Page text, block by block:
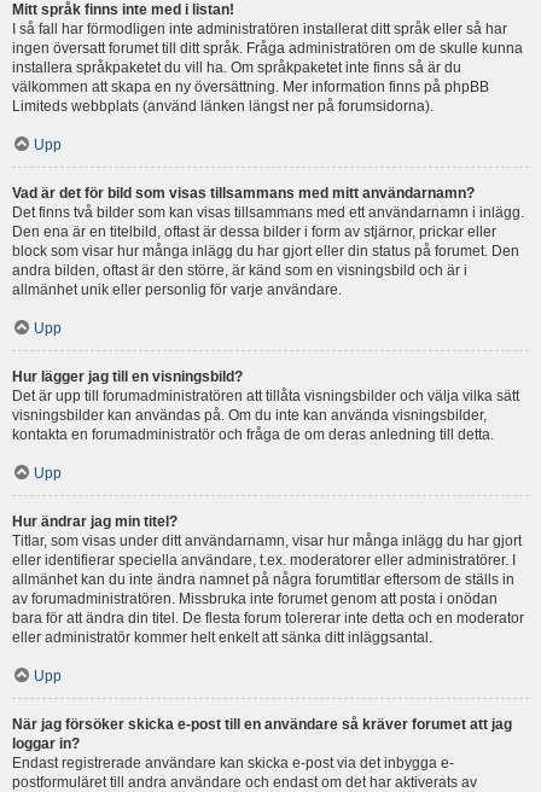
Mitt språk finns inte med i listan!
I så fall har förmodligen inte administratören installerat ditt språk eller så har
ingen översatt forumet till ditt språk. Fråga administratören om de skulle kunna
installera språkpaketet du vill ha. Om språkpaketet inte finns så är du
välkommen att skapa en ny översättning. Mer information finns på phpBB
Limiteds webbplats (använd länken längst ner på forumsidorna).
Upp
Vad är det för bild som visas tillsammans med mitt användarnamn?
Det finns två bilder som kan visas tillsammans med ett användarnamn i inlägg.
Den ena är en titelbild, oftast är dessa bilder i form av stjärnor, prickar eller
block som visar hur många inlägg du har gjort eller din status på forumet. Den
andra bilden, oftast är den större, är känd som en visningsbild och är i
allmänhet unik eller personlig för varje användare.
Upp
Hur lägger jag till en visningsbild?
Det är upp till forumadministratören att tillåta visningsbilder och välja vilka sätt
visningsbilder kan användas på. Om du inte kan använda visningsbilder,
kontakta en forumadministratör och fråga de om deras anledning till detta.
Upp
Hur ändrar jag min titel?
Titlar, som visas under ditt användarnamn, visar hur många inlägg du har gjort
eller identifierar speciella användare, t.ex. moderatorer eller administratörer. I
allmänhet kan du inte ändra namnet på några forumtitlar eftersom de ställs in
av forumadministratören. Missbruka inte forumet genom att posta i onödan
bara för att ändra din titel. De flesta forum tolererar inte detta och en moderator
eller administratör kommer helt enkelt att sänka ditt inläggsantal.
Upp
När jag försöker skicka e-post till en användare så kräver forumet att jag
loggar in?
Endast registrerade användare kan skicka e-post via det inbygga e-
postformuläret till andra användare och endast om det har aktiverats av